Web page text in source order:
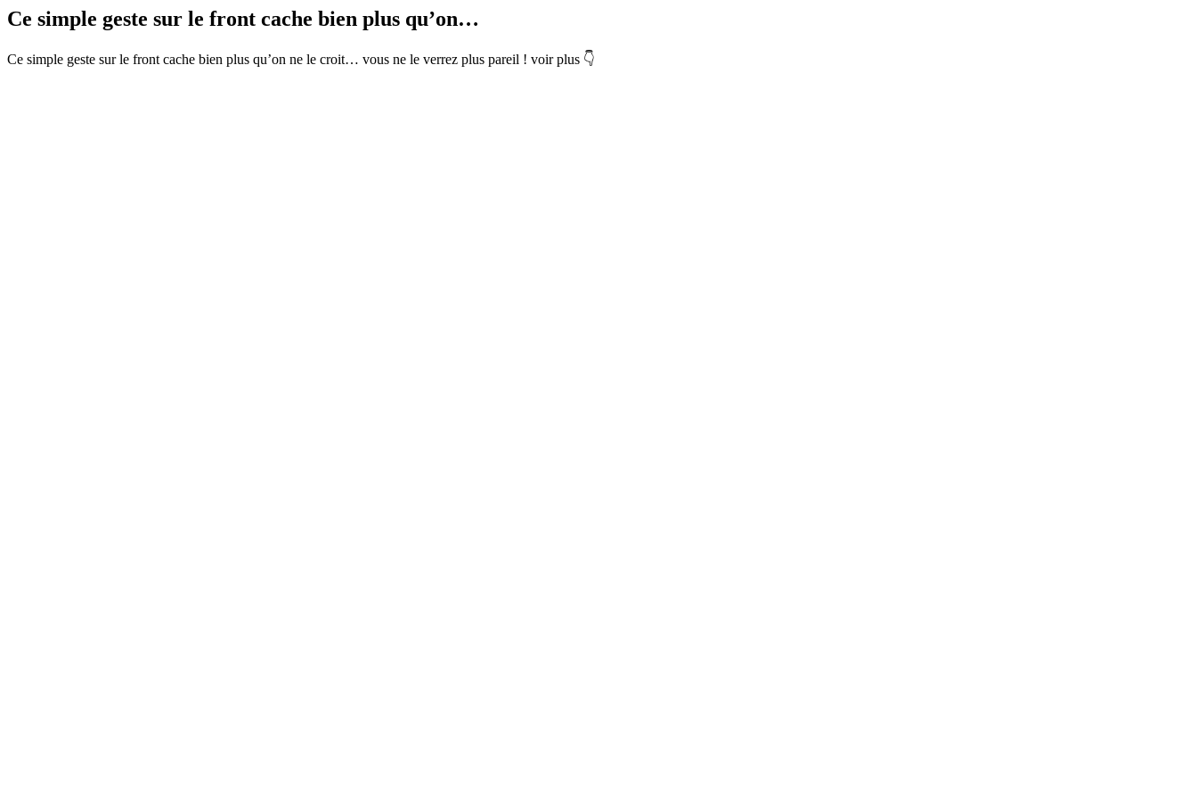
Ce simple geste sur le front cache bien plus qu’on…
Ce simple geste sur le front cache bien plus qu’on ne le croit… vous ne le verrez plus pareil ! voir plus 👇